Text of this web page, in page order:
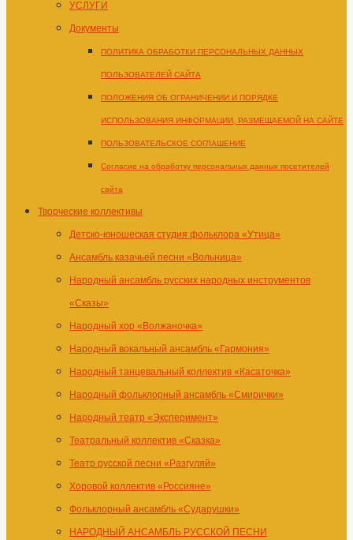
УСЛУГИ
Документы
ПОЛИТИКА ОБРАБОТКИ ПЕРСОНАЛЬНЫХ ДАННЫХ
ПОЛЬЗОВАТЕЛЕЙ САЙТА
ПОЛОЖЕНИЯ ОБ ОГРАНИЧЕНИИ И ПОРЯДКЕ
ИСПОЛЬЗОВАНИЯ ИНФОРМАЦИИ, РАЗМЕЩАЕМОЙ НА САЙТЕ
ПОЛЬЗОВАТЕЛЬСКОЕ СОГЛАШЕНИЕ
Согласие на обработку персональных данных посетителей
сайта
Творческие коллективы
Детско-юношеская студия фольклора «Утица»
Ансамбль казачьей песни «Вольница»
Народный ансамбль русских народных инструментов
«Сказы»
Народный хор «Волжаночка»
Народный вокальный ансамбль «Гармония»
Народный танцевальный коллектив «Касаточка»
Народный фольклорный ансамбль «Смирички»
Народный театр «Эксперимент»
Театральный коллектив «Сказка»
Театр русской песни «Разгуляй»
Хоровой коллектив «Россияне»
Фольклорный ансамбль «Сударушки»
НАРОДНЫЙ АНСАМБЛЬ РУССКОЙ ПЕСНИ